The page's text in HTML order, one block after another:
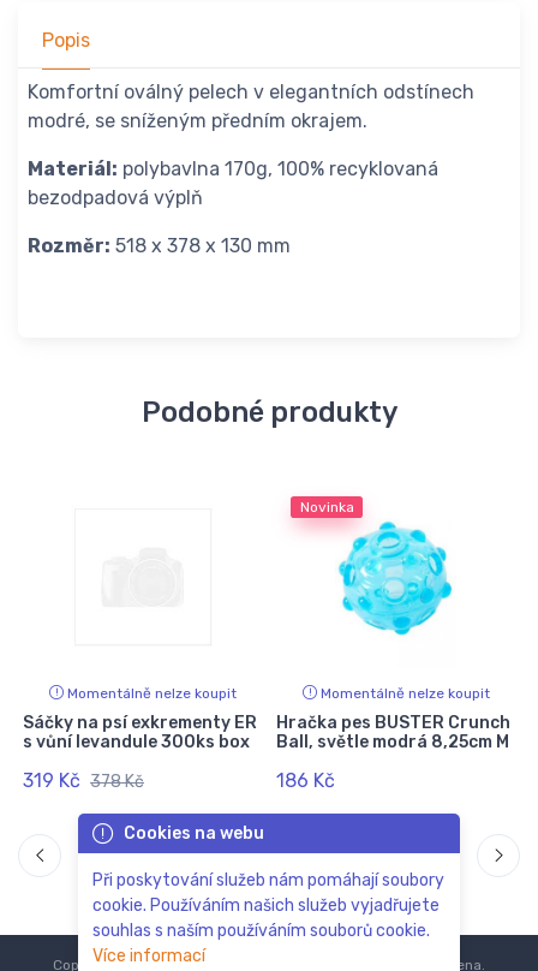
Popis
Komfortní oválný pelech v elegantních odstínech
modré, se sníženým předním okrajem.
Materiál: polybavlna 170g, 100% recyklovaná
bezodpadová výplň
Rozměr: 518 x 378 x 130 mm
Podobné produkty
Momentálně nelze koupit
Sáčky na psí exkrementy ER
s vůní levandule 300ks box
319 Kč 378 Kč
Novinka
Momentálně nelze koupit
Hračka pes BUSTER Crunch
Ball, světle modrá 8,25cm M
186 Kč
Cookies na webu
Při poskytování služeb nám pomáhají soubory
cookie. Používáním našich služeb vyjadřujete
souhlas s naším používáním souborů cookie.
Více informací
Copyright © 2018-2024 Všechna práva vyhrazena.